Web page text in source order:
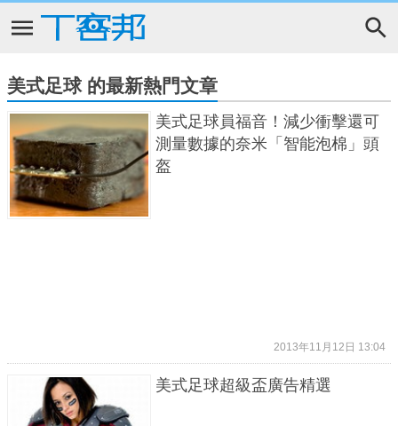
美式足球 的最新熱門文章
美式足球員福音！減少衝擊還可
測量數據的奈米「智能泡棉」頭
盔
2013年11月12日 13:04
美式足球超級盃廣告精選